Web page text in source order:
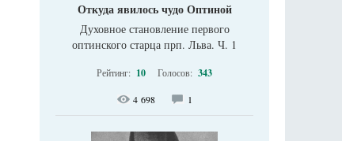
Откуда явилось чудо Оптиной
Духовное становление первого
оптинского старца прп. Льва. Ч. 1
Рейтинг: 10 Голосов: 343
4 698 1